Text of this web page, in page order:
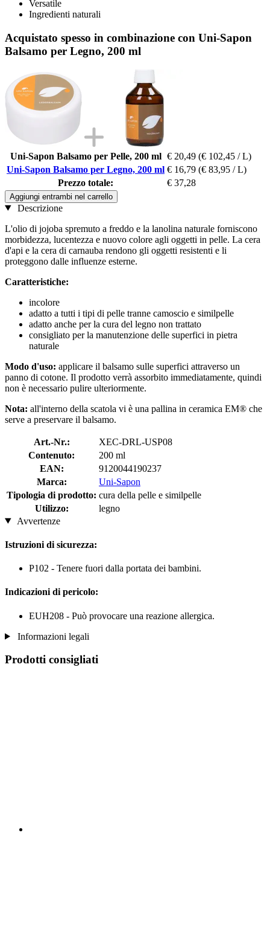
Versatile
Ingredienti naturali
Acquistato spesso in combinazione con Uni-Sapon
Balsamo per Legno, 200 ml
Uni-Sapon Balsamo per Pelle, 200 ml € 20,49 (€ 102,45 / L)
Uni-Sapon Balsamo per Legno, 200 ml € 16,79 (€ 83,95 / L)
Prezzo totale:
€ 37,28
Aggiungi entrambi nel carrello
Descrizione
L'olio di jojoba spremuto a freddo e la lanolina naturale forniscono
morbidezza, lucentezza e nuovo colore agli oggetti in pelle. La cera
d'api e la cera di carnauba rendono gli oggetti resistenti e li
proteggono dalle influenze esterne.
Caratteristiche:
incolore
adatto a tutti i tipi di pelle tranne camoscio e similpelle
adatto anche per la cura del legno non trattato
consigliato per la manutenzione delle superfici in pietra
naturale
Modo d'uso: applicare il balsamo sulle superfici attraverso un
panno di cotone. Il prodotto verrà assorbito immediatamente, quindi
non è necessario pulire ulteriormente.
Nota: all'interno della scatola vi è una pallina in ceramica EM® che
serve a preservare il balsamo.
Art.-Nr.:
XEC-DRL-USP08
Contenuto:
200 ml
EAN:
9120044190237
Marca:
Uni-Sapon
Tipologia di prodotto: cura della pelle e similpelle
Utilizzo:
legno
Avvertenze
Istruzioni di sicurezza:
P102 - Tenere fuori dalla portata dei bambini.
Indicazioni di pericolo:
EUH208 - Può provocare una reazione allergica.
Informazioni legali
Prodotti consigliati